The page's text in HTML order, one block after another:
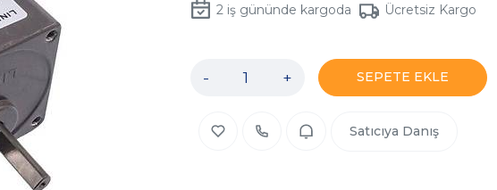
2iş gününde kargoda Ücretsiz Kargo
- + SEPETE EKLE
Satıcıya Danış